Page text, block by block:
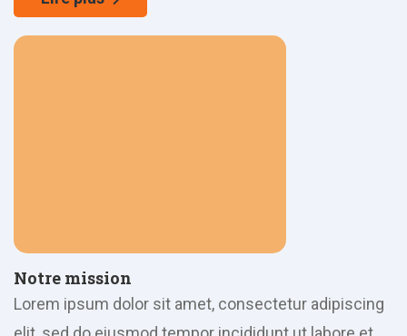
Notre mission
Lorem ipsum dolor sit amet, consectetur adipiscing